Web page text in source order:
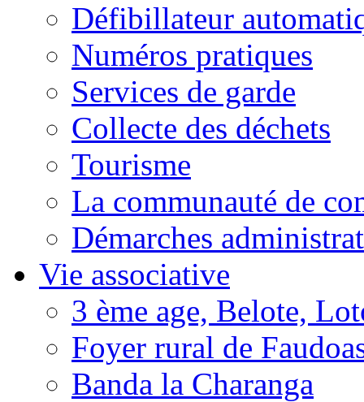
Défibillateur
Numéros pratiques
Services de garde
Collecte des déchets
Tourisme
La communauté de
Démarches
Vie associative
3 ème age, Belote,
Foyer rural de
Banda la Charanga